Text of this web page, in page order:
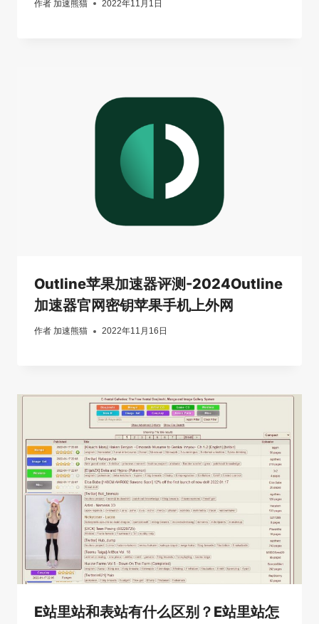
作者 加速熊猫 2022年11月1日
Outline苹果加速器评测-2024Outline
加速器官网密钥苹果手机上外网
作者 加速熊猫 2022年11月16日
E站里站和表站有什么区别？E站里站怎